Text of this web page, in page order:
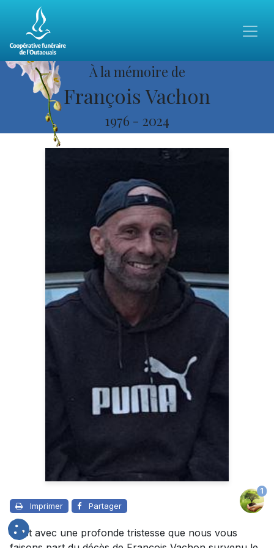
À la mémoire de
François Vachon
1976 - 2024
Imprimer Partager
1
C’est avec une profonde tristesse que nous vous